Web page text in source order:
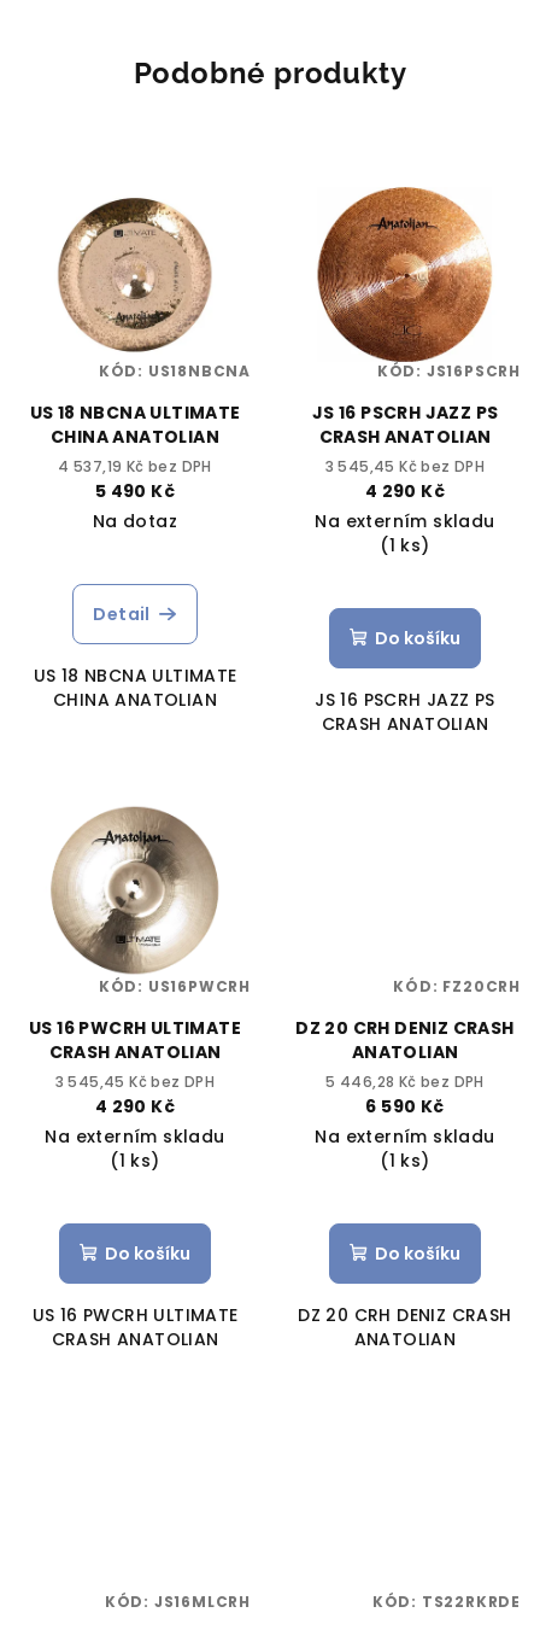
Podobné produkty
US 18 NBCNA ULTIMATE
CHINA ANATOLIAN
4 537,19 Kč bez DPH
5 490 Kč
Na dotaz
Detail
US 18 NBCNA ULTIMATE
CHINA ANATOLIAN
KÓD: US18NBCNA
JS 16 PSCRH JAZZ PS
CRASH ANATOLIAN
3 545,45 Kč bez DPH
4 290 Kč
Na externím skladu
(1 ks)
Do košíku
JS 16 PSCRH JAZZ PS
CRASH ANATOLIAN
KÓD: JS16PSCRH
US 16 PWCRH ULTIMATE
CRASH ANATOLIAN
3 545,45 Kč bez DPH
4 290 Kč
Na externím skladu
(1 ks)
Do košíku
US 16 PWCRH ULTIMATE
CRASH ANATOLIAN
KÓD: US16PWCRH
DZ 20 CRH DENIZ CRASH
ANATOLIAN
5 446,28 Kč bez DPH
6 590 Kč
Na externím skladu
(1 ks)
Do košíku
DZ 20 CRH DENIZ CRASH
ANATOLIAN
KÓD: FZ20CRH
KÓD: JS16MLCRH KÓD: TS22RKRDE